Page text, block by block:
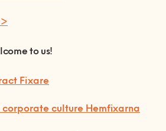
to us!
Fixare
corporate culture Hemfixarna